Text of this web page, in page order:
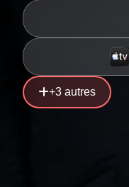
+3 autres